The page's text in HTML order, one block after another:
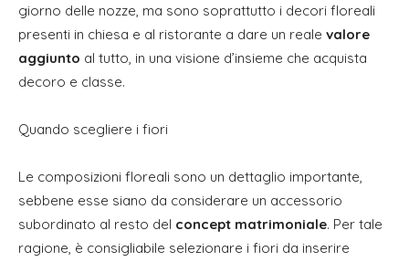
giorno delle nozze, ma sono soprattutto i decori floreali
presenti in chiesa e al ristorante a dare un reale valore
aggiunto al tutto, in una visione d’insieme che acquista
decoro e classe.
Quando scegliere i fiori
Le composizioni floreali sono un dettaglio importante,
sebbene esse siano da considerare un accessorio
subordinato al resto del concept matrimoniale. Per tale
ragione, è consigliabile selezionare i fiori da inserire